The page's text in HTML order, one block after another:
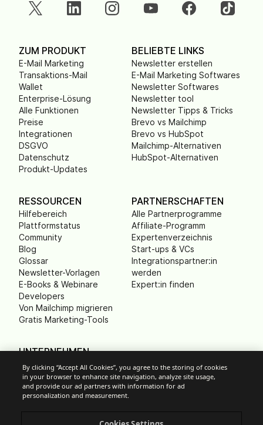
ZUM PRODUKT
E-Mail Marketing
Transaktions-Mail
Wallet
Enterprise-Lösung
Alle Funktionen
Preise
Integrationen
DSGVO
Datenschutz
Produkt-Updates
BELIEBTE LINKS
Newsletter erstellen
E-Mail Marketing Softwares
Newsletter Softwares
Newsletter tool
Newsletter Tipps & Tricks
Brevo vs Mailchimp
Brevo vs HubSpot
Mailchimp-Alternativen
HubSpot-Alternativen
RESSOURCEN
Hilfebereich
Plattformstatus
Community
Blog
Glossar
Newsletter-Vorlagen
E-Books & Webinare
Developers
Von Mailchimp migrieren
Gratis Marketing-Tools
PARTNERSCHAFTEN
Alle Partnerprogramme
Affiliate-Programm
Expertenverzeichnis
Start-ups & VCs
Integrationspartner:in
werden
Expert:in finden
UNTERNEHMEN
Über uns
Kontaktiere uns
Führungsteam
Karriere
By clicking “Accept All Cookies”, you agree to the storing of cookies
in your browser to enhance site navigation, analyze site usage,
and provide our ad partners with information for ad
personalization and measurement.